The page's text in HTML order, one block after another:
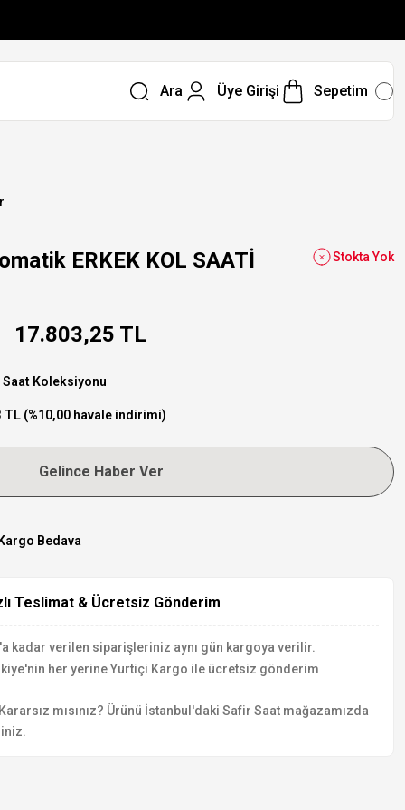
Ara Üye Girişi Sepetim
ERKEK KOL SAATİ Stokta Yok
17.803,25 TL
Koleksiyonu
TL (%10,00 havale indirimi)
Gelince Haber Ver
Bedava
Teslimat & Ücretsiz Gönderim
kadar verilen siparişleriniz aynı gün kargoya verilir.
her yerine Yurtiçi Kargo ile ücretsiz gönderim
mısınız? Ürünü İstanbul'daki Safir Saat mağazamızda